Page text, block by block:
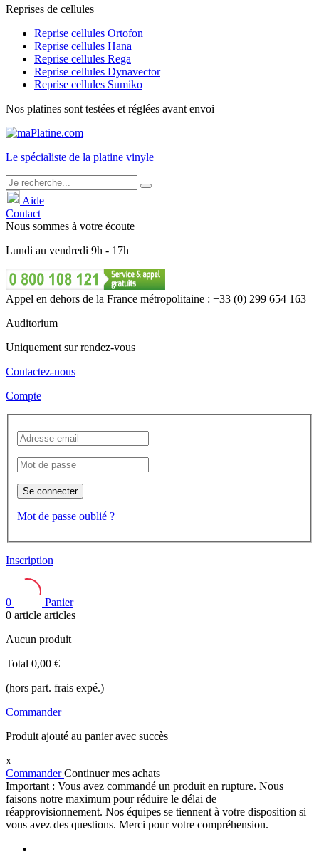
Reprises de cellules
Reprise cellules Ortofon
Reprise cellules Hana
Reprise cellules Rega
Reprise cellules Dynavector
Reprise cellules Sumiko
Nos platines sont testées et réglées avant envoi
Le spécialiste de la platine vinyle
Aide
Contact
Nous sommes à votre écoute
Lundi au vendredi 9h - 17h
Appel en dehors de la France métropolitaine : +33 (0) 299 654 163
Auditorium
Uniquement sur rendez-vous
Contactez-nous
Compte
Se connecter
Mot de passe oublié ?
Inscription
0
Panier
0 article articles
Aucun produit
Total 0,00 €
(hors part. frais expé.)
Commander
Produit ajouté au panier avec succès
x
CommanderContinuer mes achats
Important : Vous avez commandé un produit en rupture. Nous
faisons notre maximum pour réduire le délai de
réapprovisionnement. Nos équipes se tiennent à votre disposition si
vous avez des questions. Merci pour votre compréhension.